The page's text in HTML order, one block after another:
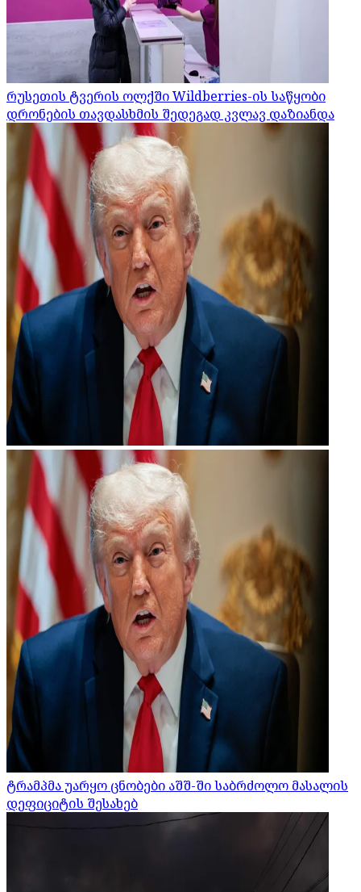
რუსეთის ტვერის ოლქში Wildberries-ის საწყობი
დრონების თავდასხმის შედეგად კვლავ დაზიანდა
ტრამპმა უარყო ცნობები აშშ-ში საბრძოლო მასალის
დეფიციტის შესახებ